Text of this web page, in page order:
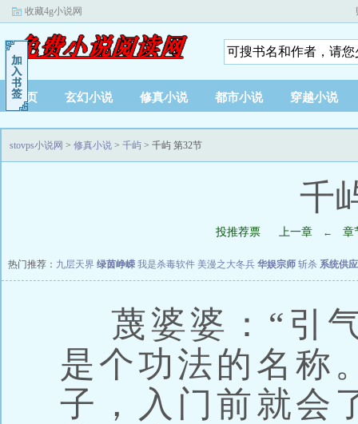
收藏4g小说网
首页 玄幻小说 修真小说 都市小说 穿越小说
stovps小说网 > 修真小说 > 千屿 > 千屿 第32节
千
投推荐票 上一章 ← 章
热门推荐： 九层天界 绿茵峥嵘 我是杀毒软件 美漫之大冬兵 华娱宗师 斩杀 系统供
蔑婆婆：“引
是个功法的名称
子，入门前就会